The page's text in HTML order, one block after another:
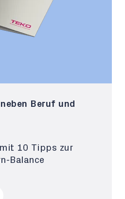
Beruf und
10 Tipps zur
Balance